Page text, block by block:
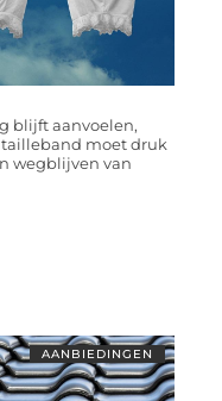
blijft aanvoelen,
tailleband moet druk
wegblijven van
AANBIEDINGEN